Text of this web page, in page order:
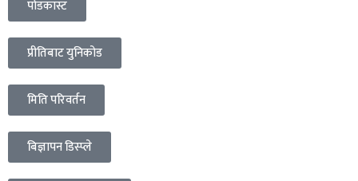
पोडकास्ट
प्रीतिबाट युनिकोड
मिति परिवर्तन
बिज्ञापन डिस्प्ले